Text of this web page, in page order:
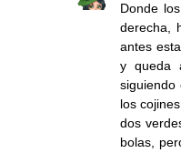
Donde
derecha,
antes
y queda
siguiendo
los
dos
bolas,